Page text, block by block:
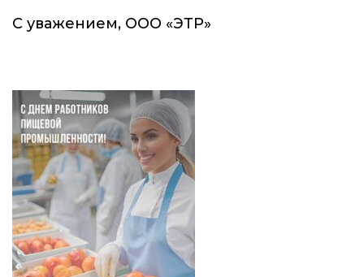
С уважением, ООО «ЭТР»